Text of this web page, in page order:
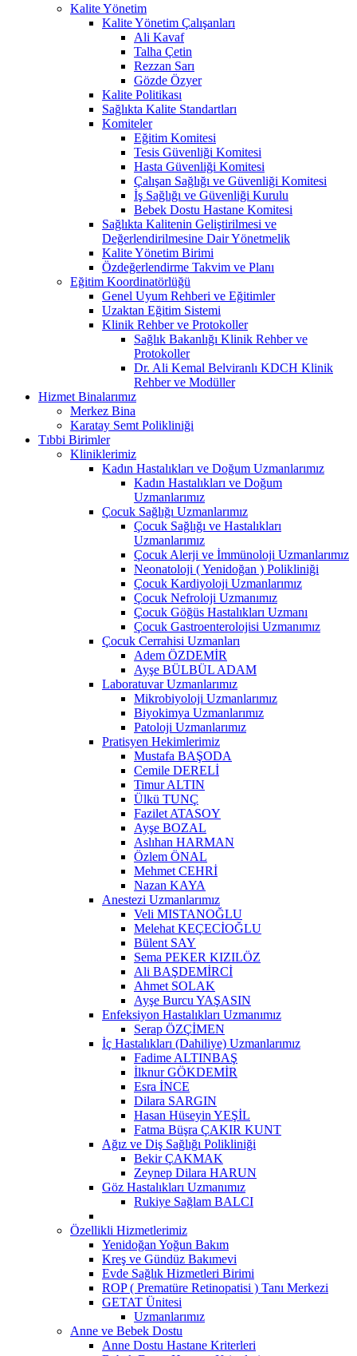
Kalite Yönetim
Kalite Yönetim Çalışanları
Ali Kavaf
Talha Çetin
Rezzan Sarı
Gözde Özyer
Kalite Politikası
Sağlıkta Kalite Standartları
Komiteler
Eğitim Komitesi
Tesis Güvenliği Komitesi
Hasta Güvenliği Komitesi
Çalışan Sağlığı ve Güvenliği Komitesi
İş Sağlığı ve Güvenliği Kurulu
Bebek Dostu Hastane Komitesi
Sağlıkta Kalitenin Geliştirilmesi ve
Değerlendirilmesine Dair Yönetmelik
Kalite Yönetim Birimi
Özdeğerlendirme Takvim ve Planı
Eğitim Koordinatörlüğü
Genel Uyum Rehberi ve Eğitimler
Uzaktan Eğitim Sistemi
Klinik Rehber ve Protokoller
Sağlık Bakanlığı Klinik Rehber ve
Protokoller
Dr. Ali Kemal Belviranlı KDCH Klinik
Rehber ve Modüller
Hizmet Binalarımız
Merkez Bina
Karatay Semt Polikliniği
Tıbbi Birimler
Kliniklerimiz
Kadın Hastalıkları ve Doğum Uzmanlarımız
Kadın Hastalıkları ve Doğum
Uzmanlarımız
Çocuk Sağlığı Uzmanlarımız
Çocuk Sağlığı ve Hastalıkları
Uzmanlarımız
Çocuk Alerji ve İmmünoloji Uzmanlarımız
Neonatoloji ( Yenidoğan ) Polikliniği
Çocuk Kardiyoloji Uzmanlarımız
Çocuk Nefroloji Uzmanımız
Çocuk Göğüs Hastalıkları Uzmanı
Çocuk Gastroenterolojisi Uzmanımız
Çocuk Cerrahisi Uzmanları
Adem ÖZDEMİR
Ayşe BÜLBÜL ADAM
Laboratuvar Uzmanlarımız
Mikrobiyoloji Uzmanlarımız
Biyokimya Uzmanlarımız
Patoloji Uzmanlarımız
Pratisyen Hekimlerimiz
Mustafa BAŞODA
Cemile DERELİ
Timur ALTIN
Ülkü TUNÇ
Fazilet ATASOY
Ayşe BOZAL
Aslıhan HARMAN
Özlem ÖNAL
Mehmet CEHRİ
Nazan KAYA
Anestezi Uzmanlarımız
Veli MISTANOĞLU
Melehat KEÇECİOĞLU
Bülent SAY
Sema PEKER KIZILÖZ
Ali BAŞDEMİRCİ
Ahmet SOLAK
Ayşe Burcu YAŞASIN
Enfeksiyon Hastalıkları Uzmanımız
Serap ÖZÇİMEN
İç Hastalıkları (Dahiliye) Uzmanlarımız
Fadime ALTINBAŞ
İlknur GÖKDEMİR
Esra İNCE
Dilara SARGIN
Hasan Hüseyin YEŞİL
Fatma Büşra ÇAKIR KUNT
Ağız ve Diş Sağlığı Polikliniği
Bekir ÇAKMAK
Zeynep Dilara HARUN
Göz Hastalıkları Uzmanımız
Rukiye Sağlam BALCI
Özellikli Hizmetlerimiz
Yenidoğan Yoğun Bakım
Kreş ve Gündüz Bakımevi
Evde Sağlık Hizmetleri Birimi
ROP ( Prematüre Retinopatisi ) Tanı Merkezi
GETAT Ünitesi
Uzmanlarımız
Anne ve Bebek Dostu
Anne Dostu Hastane Kriterleri